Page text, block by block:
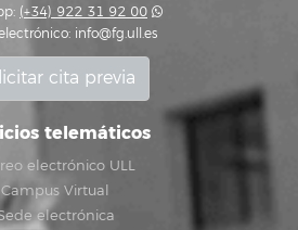
(+34) 922 31 92 00
info@fg.ull.es
cita previa
telemáticos
electrónico ULL
Campus Virtual
electrónica